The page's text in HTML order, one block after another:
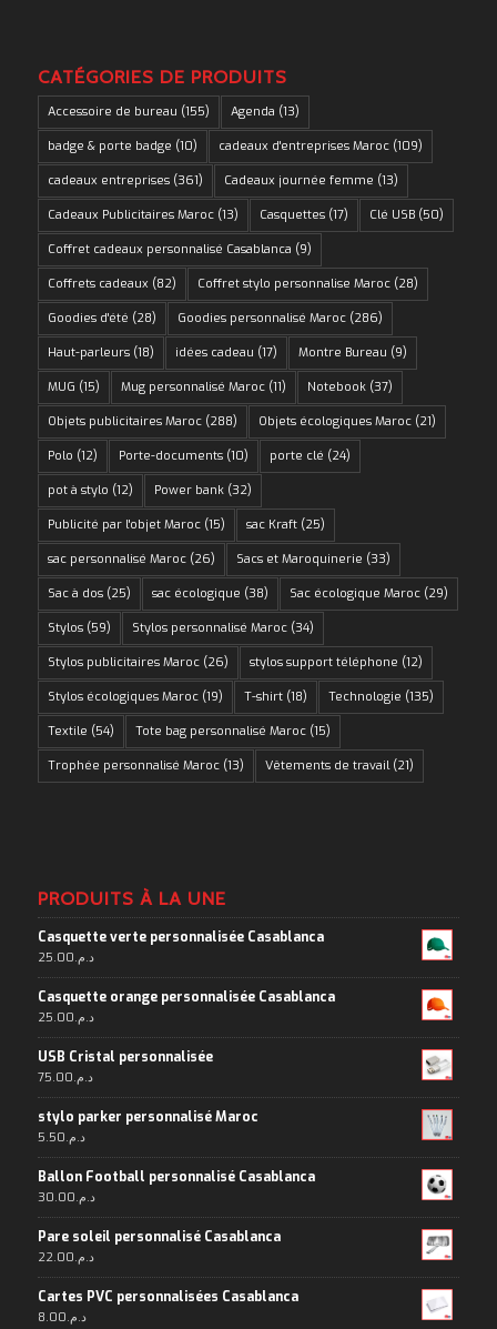
CATÉGORIES DE PRODUITS
Accessoire de bureau (155) Agenda (13)
badge & porte badge (10) cadeaux d'entreprises Maroc(109)
cadeaux entreprises(361) Cadeaux journée femme (13)
Cadeaux Publicitaires Maroc(13) Casquettes(17) Clé USB(50)
Coffret cadeaux personnalisé Casablanca (9)
Coffrets cadeaux (82) Coffret stylo personnalise Maroc(28)
Goodies d'été (28) Goodies personnalisé Maroc(286)
Haut-parleurs(18) idées cadeau (17) Montre Bureau (9)
MUG (15) Mug personnalisé Maroc(11) Notebook(37)
Objets publicitaires Maroc(288) Objets écologiques Maroc(21)
Polo (12) Porte-documents(10) porte clé (24)
pot à stylo (12) Power bank(32)
Publicité par l'objet Maroc(15) sac Kraft(25)
sac personnalisé Maroc(26) Sacs et Maroquinerie (33)
Sac à dos(25) sac écologique (38) Sac écologique Maroc(29)
Stylos(59) Stylos personnalisé Maroc(34)
Stylos publicitaires Maroc(26) stylos support téléphone (12)
Stylos écologiques Maroc(19) T-shirt(18) Technologie (135)
Textile (54) Tote bag personnalisé Maroc(15)
Trophée personnalisé Maroc(13) Vêtements de travail(21)
PRODUITS À LA UNE
Casquette verte personnalisée Casablanca
د.م.25.00
Casquette orange personnalisée Casablanca
د.م.25.00
USB Cristal personnalisée
د.م.75.00
stylo parker personnalisé Maroc
د.م.5.50
Ballon Football personnalisé Casablanca
د.م.30.00
Pare soleil personnalisé Casablanca
د.م.22.00
Cartes PVC personnalisées Casablanca
د.م.8.00